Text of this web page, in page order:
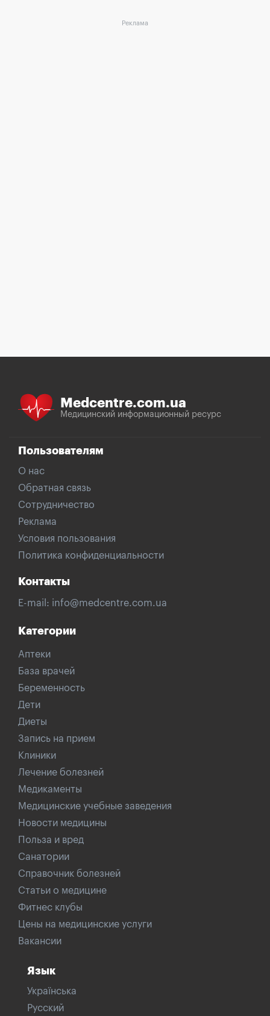
Реклама
Medcentre.com.ua
Медицинский информационный ресурс
Пользователям
О нас
Обратная связь
Сотрудничество
Реклама
Условия пользования
Политика конфиденциальности
Контакты
E-mail: info@medcentre.com.ua
Категории
Аптеки
База врачей
Беременность
Дети
Диеты
Запись на прием
Клиники
Лечение болезней
Медикаменты
Медицинские учебные заведения
Новости медицины
Польза и вред
Санатории
Справочник болезней
Статьи о медицине
Фитнес клубы
Цены на медицинские услуги
Вакансии
Язык
Українська
Русский